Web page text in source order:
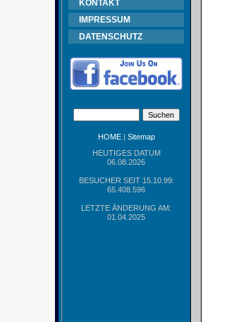
KONTAKT
IMPRESSUM
DATENSCHUTZ
HOME| Sitemap
HEUTIGES DATUM
06.08.2026
BESUCHER SEIT 15.10.99:
65.408.596
LETZTE ÄNDERUNG AM:
01.04.2025